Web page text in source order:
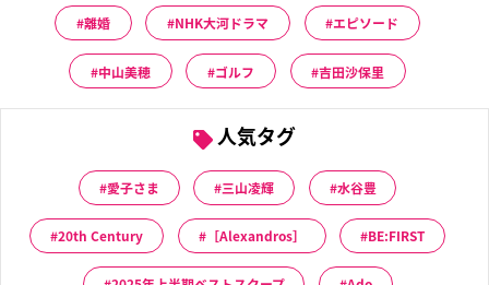
離婚 NHK大河ドラマ エピソード
中山美穂 ゴルフ 吉田沙保里
人気タグ
愛子さま 三山凌輝 水谷豊
20th Century ［Alexandros］ BE:FIRST